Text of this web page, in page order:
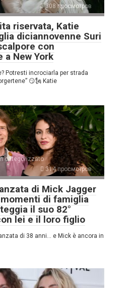
308 просмотров
riservata, Katie
diciannovenne Suri
con
a New York
Potresti incrociarla per strada
😏🗽 Katie
categorizzato
314 просмотров
di Mick Jagger
di famiglia
il suo 82°
lei e il loro figlio
di 38 anni… e Mick è ancora in